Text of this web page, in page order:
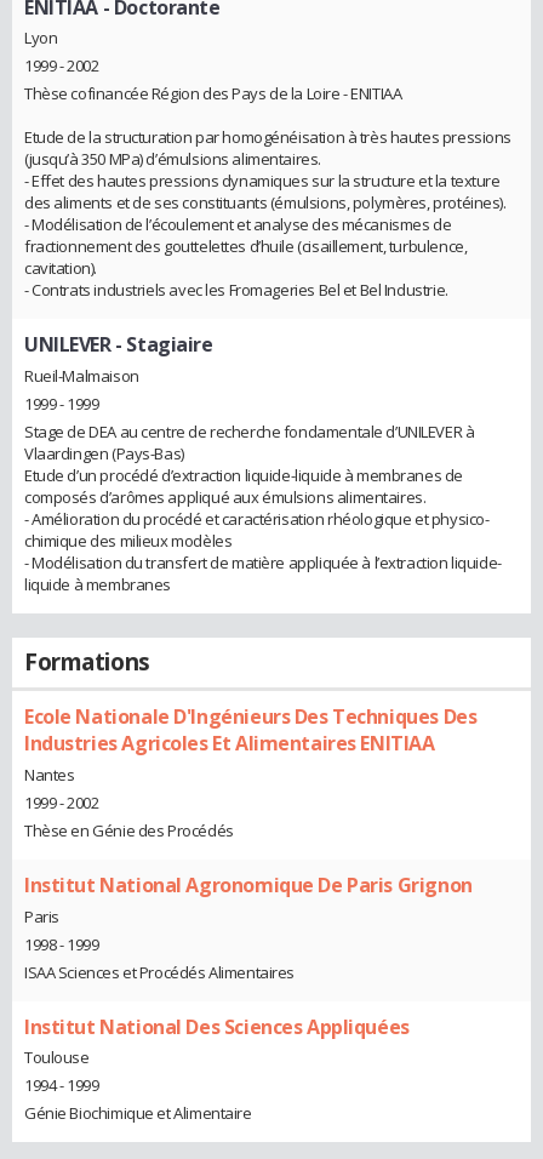
ENITIAA - Doctorante
Lyon
1999 - 2002
Thèse cofinancée Région des Pays de la Loire - ENITIAA
Etude de la structuration par homogénéisation à très hautes pressions
(jusqu’à 350 MPa) d’émulsions alimentaires.
- Effet des hautes pressions dynamiques sur la structure et la texture
des aliments et de ses constituants (émulsions, polymères, protéines).
- Modélisation de l’écoulement et analyse des mécanismes de
fractionnement des gouttelettes d’huile (cisaillement, turbulence,
cavitation).
- Contrats industriels avec les Fromageries Bel et Bel Industrie.
UNILEVER- Stagiaire
Rueil-Malmaison
1999 - 1999
Stage de DEA au centre de recherche fondamentale d’UNILEVER à
Vlaardingen (Pays-Bas)
Etude d’un procédé d’extraction liquide-liquide à membranes de
composés d’arômes appliqué aux émulsions alimentaires.
- Amélioration du procédé et caractérisation rhéologique et physico-
chimique des milieux modèles
- Modélisation du transfert de matière appliquée à l’extraction liquide-
liquide à membranes
Formations
Ecole Nationale D'Ingénieurs Des Techniques Des
Industries Agricoles Et Alimentaires ENITIAA
Nantes
1999 - 2002
Thèse en Génie des Procédés
Institut National Agronomique De Paris Grignon
Paris
1998 - 1999
ISAA Sciences et Procédés Alimentaires
Institut National Des Sciences Appliquées
Toulouse
1994 - 1999
Génie Biochimique et Alimentaire